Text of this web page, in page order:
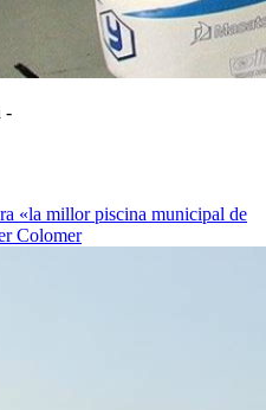
-
«la millor piscina municipal de
Colomer